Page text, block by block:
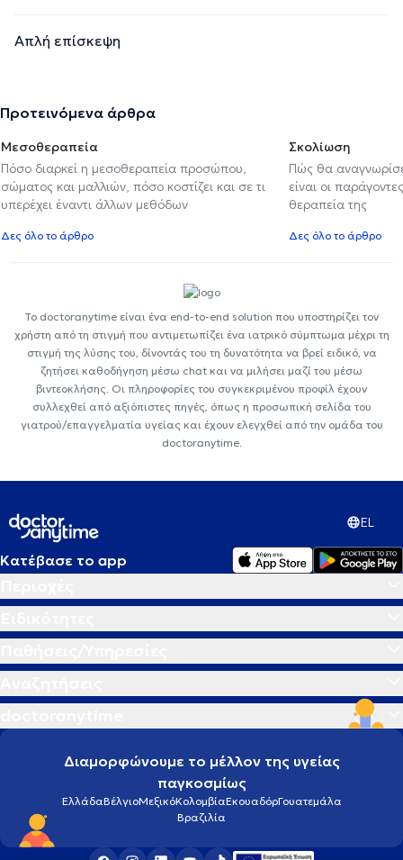
Απλή επίσκεψη
Προτεινόμενα άρθρα
Μεσοθεραπεία
Πόσο διαρκεί η μεσοθεραπεία προσώπου,
σώματος και μαλλιών, πόσο κοστίζει και σε τι
υπερέχει έναντι άλλων μεθόδων
Δες όλο το άρθρο
Σκολίωση
Πώς θα
είναι οι
θεραπεία της
Δες όλο το άρθρο
Το doctoranytime είναι ένα end-to-end solution που υποστηρίζει τον
χρήστη από τη στιγμή που αντιμετωπίζει ένα ιατρικό σύμπτωμα μέχρι τη
στιγμή της λύσης του, δίνοντάς του τη δυνατότητα να βρεί ειδικό, να
ζητήσει καθοδήγηση μέσω chat και να μιλήσει μαζί του μέσω
βιντεοκλήσης. Οι πληροφορίες του συγκεκριμένου προφίλ έχουν
συλλεχθεί από αξιόπιστες πηγές, όπως η προσωπική σελίδα του
γιατρού/επαγγελματία υγείας και έχουν ελεγχθεί από την ομάδα του
doctoranytime.
EL
Κατέβασε το app
Διαμορφώνουμε το μέλλον της υγείας
παγκοσμίως
ΕλλάδαΒέλγιοΜεξικόΚολομβίαΕκουαδόρΓουατεμάλα
Βραζιλία